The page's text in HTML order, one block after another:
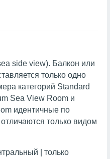
side view). Балкон или
только одно
категорий Standard
Sea View Room и
идентичные по
только видом
| только